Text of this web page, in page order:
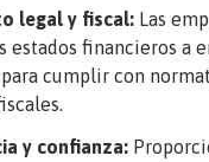
legal y fiscal: Las
estados financieros a
cumplir con
y confianza: